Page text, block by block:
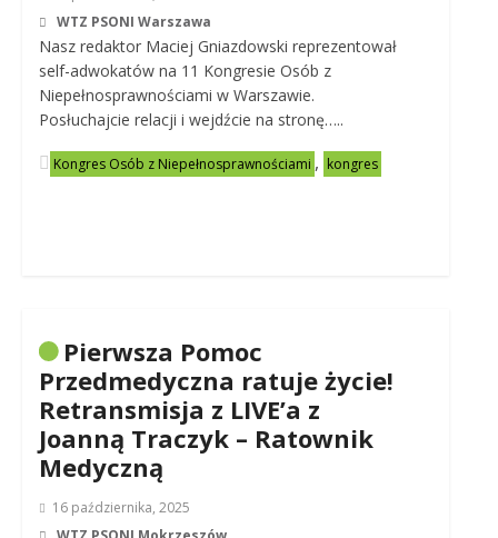
WTZ PSONI Warszawa
Nasz redaktor Maciej Gniazdowski reprezentował
self-adwokatów na 11 Kongresie Osób z
Niepełnosprawnościami w Warszawie.
Posłuchajcie relacji i wejdźcie na stronę…..
Kongres Osób z Niepełnosprawnościami , kongres
Pierwsza Pomoc
Przedmedyczna ratuje życie!
Retransmisja z LIVE’a z
Joanną Traczyk – Ratownik
Medyczną
16 października, 2025